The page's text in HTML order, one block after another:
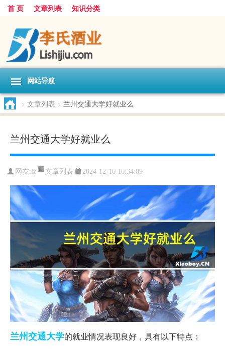
首 页 文章列表 知识分类
网站导航
> 文章列表 > 兰州交通大学好就业么
兰州交通大学好就业么
网友:lz 文章列表 2024-12-16 16:34:09
兰州交通大学的就业情况表现良好，具有以下特点：